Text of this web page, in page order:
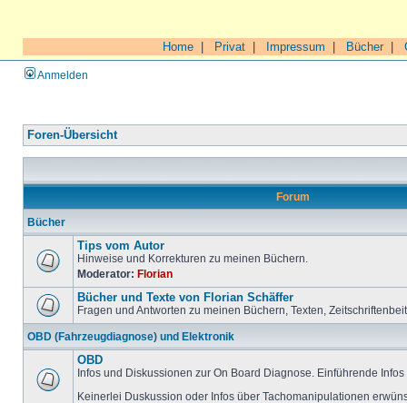
Home Privat Impressum Bücher|
Anmelden
Foren-Übersicht
Forum
Bücher
Tips vom Autor
Hinweise und Korrekturen zu meinen Büchern.
Moderator: Florian
Bücher und Texte von Florian Schäffer
Fragen und Antworten zu meinen Büchern, Texten,
OBD (Fahrzeugdiagnose) und Elektronik
OBD
Infos und Diskussionen zur On Board Diagnose. Einführende
Keinerlei Duskussion oder Infos über Tachomanipulationen